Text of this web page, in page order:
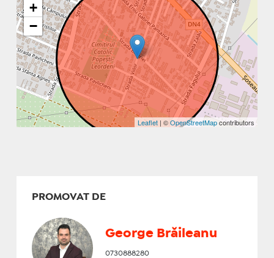
+
−
Leaflet | ©OpenStreetMapcontributors
PROMOVAT DE
George Brăileanu
0730888280